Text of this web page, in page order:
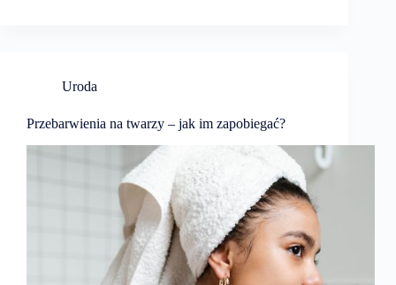
Uroda
Przebarwienia na twarzy – jak im zapobiegać?